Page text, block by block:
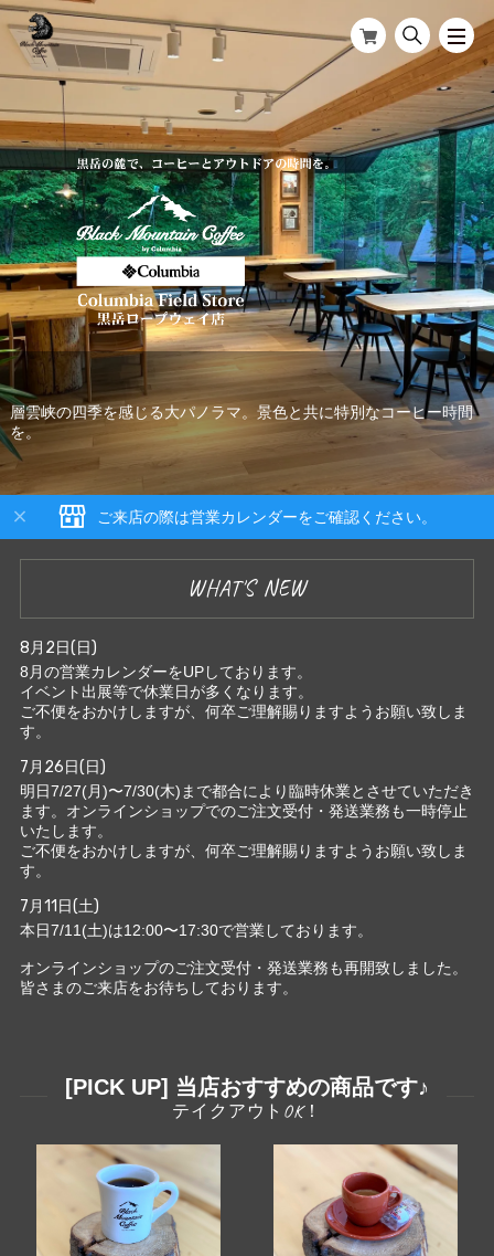
木の温もりが感じられるカフェスペース。
層雲峡の四季を感じる大パノラマ。景色と共に特別なコーヒー時間
を。
Wi-Fi完備の店内 奥には Columbia Field Store
ご来店の際は営業カレンダーをご確認ください。
WHAT'S NEW
8月2日(日)
8月の営業カレンダーをUPしております。
イベント出展等で休業日が多くなります。
ご不便をおかけしますが、何卒ご理解賜りますようお願い致しま
す。
7月26日(日)
明日7/27(月)〜7/30(木)まで都合により臨時休業とさせていただき
ます。オンラインショップでのご注文受付・発送業務も一時停止
いたします。
ご不便をおかけしますが、何卒ご理解賜りますようお願い致しま
す。
7月11日(土)
本日7/11(土)は12:00〜17:30で営業しております。
オンラインショップのご注文受付・発送業務も再開致しました。
皆さまのご来店をお待ちしております。
[PICK UP] 当店おすすめの商品です♪